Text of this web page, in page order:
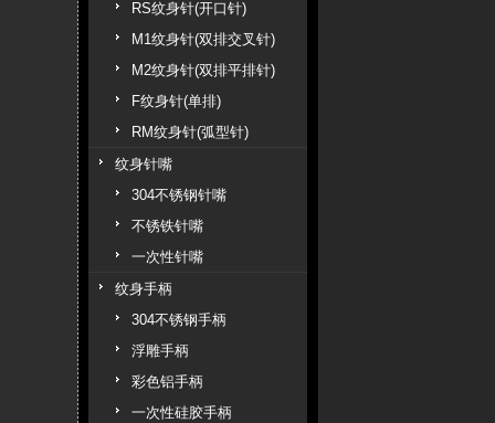
RS纹身针(开口针)
M1纹身针(双排交叉针)
M2纹身针(双排平排针)
F纹身针(单排)
RM纹身针(弧型针)
纹身针嘴
304不锈钢针嘴
不锈铁针嘴
一次性针嘴
纹身手柄
304不锈钢手柄
浮雕手柄
彩色铝手柄
一次性硅胶手柄